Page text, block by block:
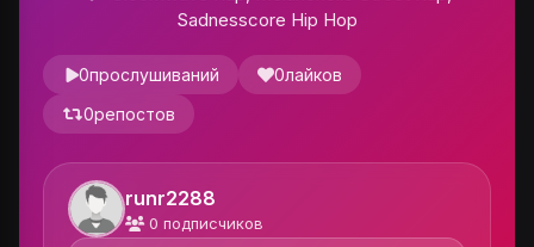
Sadnesscore Hip Hop
0прослушиваний 0лайков
0репостов
runr2288
0 подписчиков